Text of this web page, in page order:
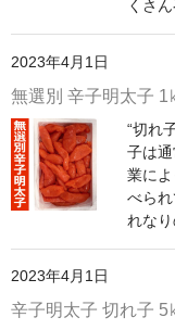
カート
ログイン
特定商取引法に関す
くさ
2023年4月1日
無選別 辛子明太子 1
“切れ
子は
業に
べら
れな
2023年4月1日
辛子明太子 切れ子 5